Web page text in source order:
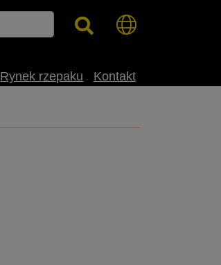
Rynek rzepaku Kontakt